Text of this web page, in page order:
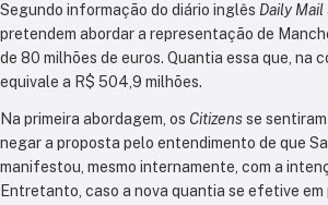
Segundo informação do diário inglês Daily
pretendem abordar a representação de
de 80 milhões de euros. Quantia essa que, na
equivale a R$ 504,9 milhões.
Na primeira abordagem, os Citizensse
negar a proposta pelo entendimento de que
manifestou, mesmo internamente, com a
Entretanto, caso a nova quantia se efetive